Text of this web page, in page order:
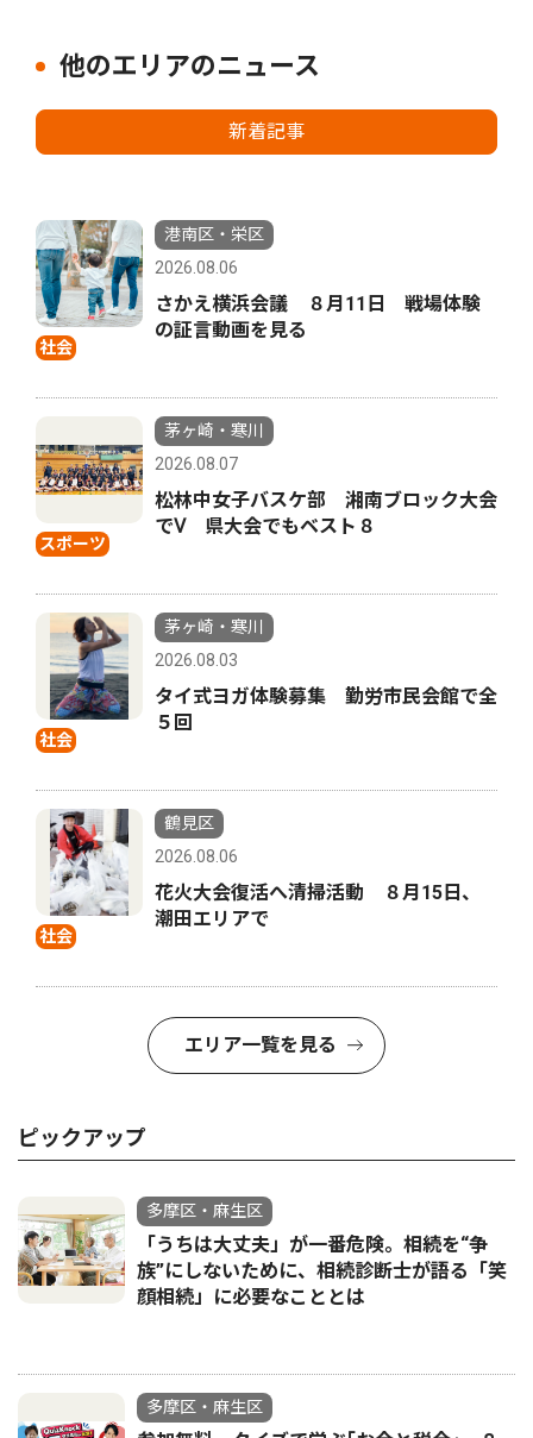
他のエリアのニュース
新着記事
社会
港南区・栄区
2026.08.06
さかえ横浜会議 ８月11日 戦場体験
の証言動画を見る
スポーツ
茅ヶ崎・寒川
2026.08.07
松林中女子バスケ部 湘南ブロック大会
でⅤ 県大会でもベスト８
社会
茅ヶ崎・寒川
2026.08.03
タイ式ヨガ体験募集 勤労市民会館で全
５回
社会
鶴見区
2026.08.06
花火大会復活へ清掃活動 ８月15日、
潮田エリアで
エリア一覧を見る
ピックアップ
多摩区・麻生区
「うちは大丈夫」が一番危険。相続を“争
族”にしないために、相続診断士が語る「笑
顔相続」に必要なこととは
多摩区・麻生区